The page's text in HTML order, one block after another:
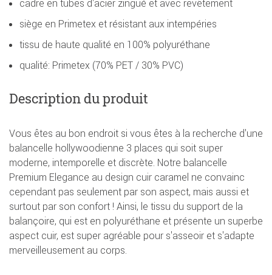
cadre en tubes d'acier zingué et avec revêtement
siège en Primetex et résistant aux intempéries
tissu de haute qualité en 100% polyuréthane
qualité: Primetex (70% PET / 30% PVC)
Description du produit
Vous êtes au bon endroit si vous êtes à la recherche d'une
balancelle hollywoodienne 3 places qui soit super
moderne, intemporelle et discrète. Notre balancelle
Premium Elegance au design cuir caramel ne convainc
cependant pas seulement par son aspect, mais aussi et
surtout par son confort ! Ainsi, le tissu du support de la
balançoire, qui est en polyuréthane et présente un superbe
aspect cuir, est super agréable pour s'asseoir et s'adapte
merveilleusement au corps.